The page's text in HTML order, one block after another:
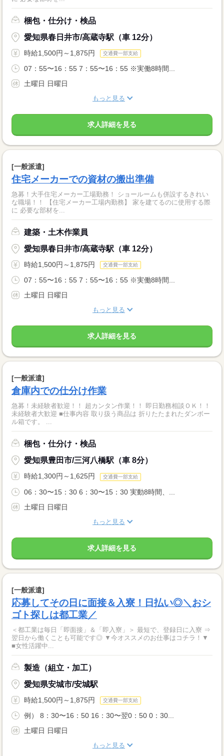
梱包・仕分け・検品
愛知県春日井市/高蔵寺駅（車 12分）
時給1,500円～1,875円 交通費一部支給
07：55〜16：55 7：55〜16：55 ※実働8時間...
土曜日 日曜日
もっと見る
求人詳細を見る
[一般派遣]
住宅メーカーでの資材の搬出準備
急募！大手住宅メーカー工場勤務！ ショールームも併設するきれい
な職場！！ 【住宅メーカー工場内勤務】 家を建てるのに使用する際
に 必要な部材を...
建築・土木作業員
愛知県春日井市/高蔵寺駅（車 12分）
時給1,500円～1,875円 交通費一部支給
07：55〜16：55 7：55〜16：55 ※実働8時間...
土曜日 日曜日
もっと見る
求人詳細を見る
[一般派遣]
倉庫内での仕分け作業
急募！未経験者歓迎！！ 超カンタン作業！！ 即日勤務相談ＯＫ！！
未経験者大歓迎 ■仕事内容 取り扱う商品は 折りたたまれたダンボー
ル箱です。 ...
梱包・仕分け・検品
愛知県豊田市/三河八橋駅（車 8分）
時給1,300円～1,625円 交通費一部支給
06：30〜15：30 6：30〜15：30 実動8時間、...
土曜日 日曜日
もっと見る
求人詳細を見る
[一般派遣]
応募してその日に面接＆入寮！日払い◎＼おシ
ゴト探しは都工業／
＜都工業は毎日「即面接」＆「即入寮」＞ 最短で、登録日に入寮 ⇒
翌日から働くことも可能です◎ ▼今オススメのお仕事はコチラ！▼
■女性活躍中...
製造（組立・加工）
愛知県安城市/安城駅
時給1,500円～1,875円 交通費一部支給
例） 8：30〜16：50 16：30〜翌0：50 0：30...
土曜日 日曜日
もっと見る